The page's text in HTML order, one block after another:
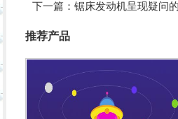
下一篇： 锯床发动机呈现疑问
推荐产品